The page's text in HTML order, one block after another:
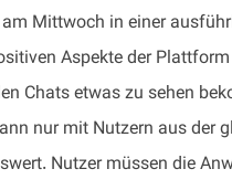
Mittwoch in einer
Aspekte der
Chats etwas zu sehen
nur mit Nutzern aus der
Nutzer müssen die